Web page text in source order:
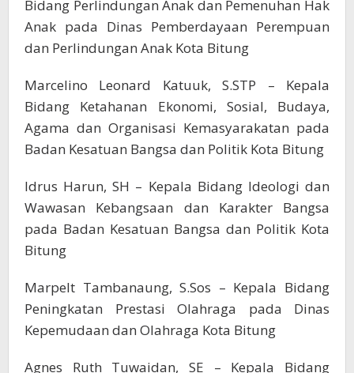
Bidang Perlindungan Anak dan Pemenuhan Hak
Anak pada Dinas Pemberdayaan Perempuan
dan Perlindungan Anak Kota Bitung
Marcelino Leonard Katuuk, S.STP – Kepala
Bidang Ketahanan Ekonomi, Sosial, Budaya,
Agama dan Organisasi Kemasyarakatan pada
Badan Kesatuan Bangsa dan Politik Kota Bitung
Idrus Harun, SH – Kepala Bidang Ideologi dan
Wawasan Kebangsaan dan Karakter Bangsa
pada Badan Kesatuan Bangsa dan Politik Kota
Bitung
Marpelt Tambanaung, S.Sos – Kepala Bidang
Peningkatan Prestasi Olahraga pada Dinas
Kepemudaan dan Olahraga Kota Bitung
Agnes Ruth Tuwaidan, SE – Kepala Bidang